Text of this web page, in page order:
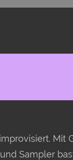
Mit
Sampler